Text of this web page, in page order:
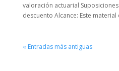
valoración actuarial
descuento Alcance: Este
« Entradas más antiguas